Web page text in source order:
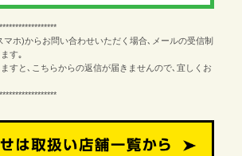
ホ)からお問い合わせいただく場合､メールの受信制
す｡
すと､こちらからの返信が届きませんので､宜しくお